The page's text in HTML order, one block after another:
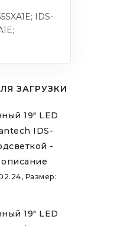
IDS-
ЗАГРУЗКИ
19" LED
IDS-
-
Размер:
19" LED